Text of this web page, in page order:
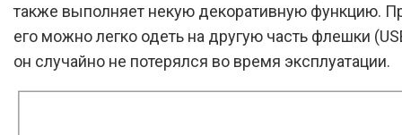
также выполняет некую декоративную функцию.
его можно легко одеть на другую часть флешки
он случайно не потерялся во время эксплуатации.